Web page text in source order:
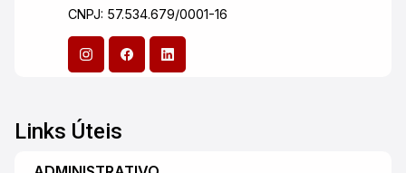
CNPJ: 57.534.679/0001-16
Links Úteis